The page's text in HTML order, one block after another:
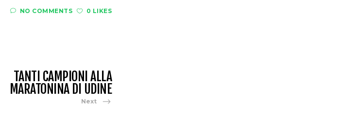
NO COMMENTS 0 LIKES
TANTI CAMPIONI ALLA
MARATONINA DI UDINE
Next